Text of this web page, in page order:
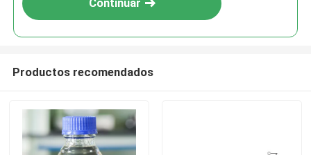
Continuar
Productos recomendados